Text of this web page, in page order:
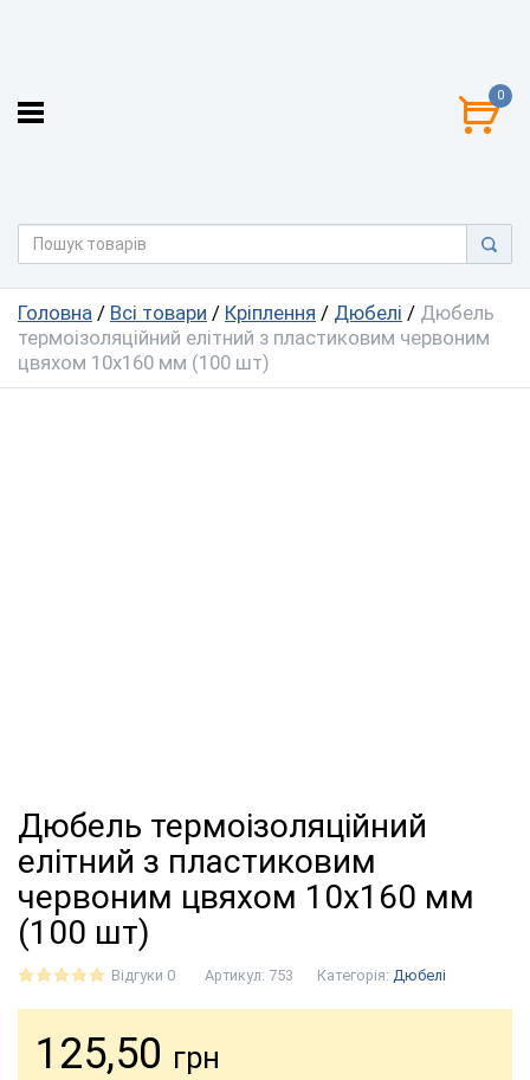
0
Головна / Всі товари / Кріплення / Дюбелі / Дюбель
термоізоляційний елітний з пластиковим червоним
цвяхом 10х160 мм (100 шт)
Дюбель термоізоляційний
елітний з пластиковим
червоним цвяхом 10х160 мм
(100 шт)
Відгуки 0 Артикул: 753 Категорія: Дюбелі
125,50 грн